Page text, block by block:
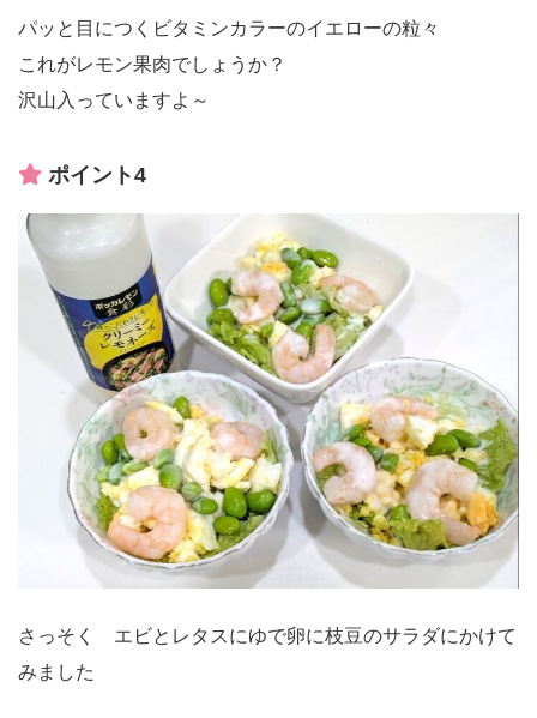
パッと目につくビタミンカラーのイエローの粒々
これがレモン果肉でしょうか？
沢山入っていますよ～
ポイント4
さっそく エビとレタスにゆで卵に枝豆のサラダにかけて
みました